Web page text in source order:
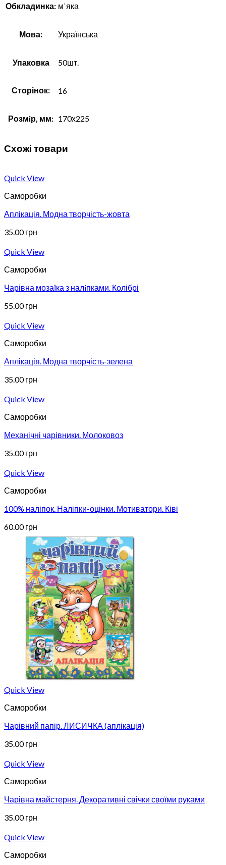
Обкладинка: м`яка
Мова: Українська
Упаковка 50шт.
Сторінок: 16
Розмiр, мм: 170х225
Схожі товари
Quick View
Саморобки
Аплікація. Модна творчість-жовта
35.00грн
Quick View
Саморобки
Чарівна мозаїка з налiпками. Колібрі
55.00грн
Quick View
Саморобки
Аплікація. Модна творчість-зелена
35.00грн
Quick View
Саморобки
Механічні чарівники. Молоковоз
35.00грн
Quick View
Саморобки
100% наліпок. Наліпки-оцінки. Мотиватори. Ківі
60.00грн
Quick View
Саморобки
Чарівний папір. ЛИСИЧКА (аплікація)
35.00грн
Quick View
Саморобки
Чарівна майстерня. Декоративні свічки своїми руками
35.00грн
Quick View
Саморобки